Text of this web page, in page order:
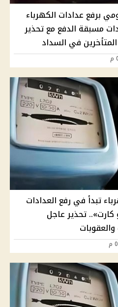
برفع عدادات الكهرباء
مسبقة الدفع مع تحذير
في السداد
تبدأ في رفع العدادات
كارت».. تحذير عاجل